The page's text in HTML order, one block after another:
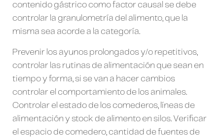
contenido gástrico como factor causal se debe
controlar la granulometría del alimento, que la
misma sea acorde a la categoría.
Prevenir los ayunos prolongados y/o repetitivos,
controlar las rutinas de alimentación que sean en
tiempo y forma, si se van a hacer cambios
controlar el comportamiento de los animales.
Controlar el estado de los comederos, líneas de
alimentación y stock de alimento en silos. Verificar
el espacio de comedero, cantidad de fuentes de